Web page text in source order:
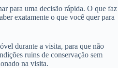
para uma decisão rápida. O que faz
exatamente o que você quer para
durante a visita, para que não
ruins de conservação sem
na visita.